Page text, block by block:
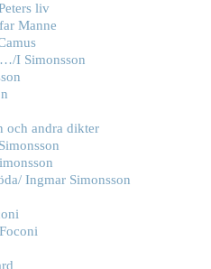
liv
Manne
I Simonsson
och andra dikter
Ingmar Simonsson